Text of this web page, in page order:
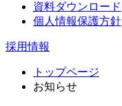
資料ダウンロード
個人情報保護方針
採用情報
トップページ
お知らせ